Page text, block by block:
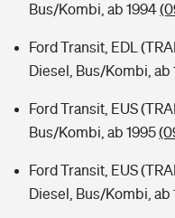
Bus/Kombi, ab 1994
Ford Transit, EDL
Diesel, Bus/Kombi, ab
Ford Transit, EUS
Bus/Kombi, ab 1995
Ford Transit, EUS
Diesel, Bus/Kombi, ab